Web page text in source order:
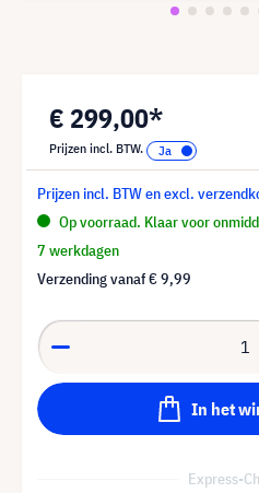
€ 299,00*
Prijzen incl. BTW.
Prijzen incl. BTW en excl.
Op voorraad. Klaar voor
7 werkdagen
Verzending vanaf€ 9,99
In het
Express-